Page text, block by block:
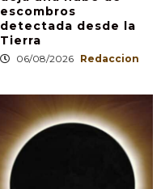
escombros
detectada desde la
Tierra
06/08/2026 Redaccion